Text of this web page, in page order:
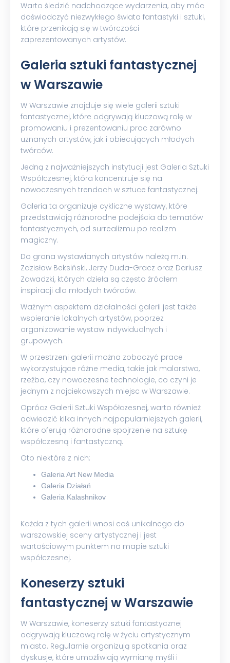
Warto śledzić nadchodzące wydarzenia, aby móc
doświadczyć niezwykłego świata fantastyki i sztuki,
które przenikają się w twórczości
zaprezentowanych artystów.
Galeria sztuki fantastycznej
w Warszawie
W Warszawie znajduje się wiele galerii sztuki
fantastycznej, które odgrywają kluczową rolę w
promowaniu i prezentowaniu prac zarówno
uznanych artystów, jak i obiecujących młodych
twórców.
Jedną z najważniejszych instytucji jest Galeria Sztuki
Współczesnej, która koncentruje się na
nowoczesnych trendach w sztuce fantastycznej.
Galeria ta organizuje cykliczne wystawy, które
przedstawiają różnorodne podejścia do tematów
fantastycznych, od surrealizmu po realizm
magiczny.
Do grona wystawianych artystów należą m.in.
Zdzisław Beksiński, Jerzy Duda-Gracz oraz Dariusz
Zawadzki, których dzieła są często źródłem
inspiracji dla młodych twórców.
Ważnym aspektem działalności galerii jest także
wspieranie lokalnych artystów, poprzez
organizowanie wystaw indywidualnych i
grupowych.
W przestrzeni galerii można zobaczyć prace
wykorzystujące różne media, takie jak malarstwo,
rzeźba, czy nowoczesne technologie, co czyni je
jednym z najciekawszych miejsc w Warszawie.
Oprócz Galerii Sztuki Współczesnej, warto również
odwiedzić kilka innych najpopularniejszych galerii,
które oferują różnorodne spojrzenie na sztukę
współczesną i fantastyczną.
Oto niektóre z nich:
Galeria Art New Media
Galeria Działań
Galeria Kalashnikov
Każda z tych galerii wnosi coś unikalnego do
warszawskiej sceny artystycznej i jest
wartościowym punktem na mapie sztuki
współczesnej.
Koneserzy sztuki
fantastycznej w Warszawie
W Warszawie, koneserzy sztuki fantastycznej
odgrywają kluczową rolę w życiu artystycznym
miasta. Regularnie organizują spotkania oraz
dyskusje, które umożliwiają wymianę myśli i